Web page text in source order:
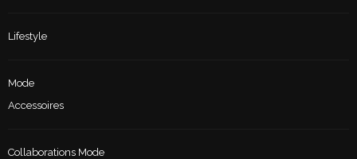
Lifestyle
Mode
Accessoires
Collaborations Mode